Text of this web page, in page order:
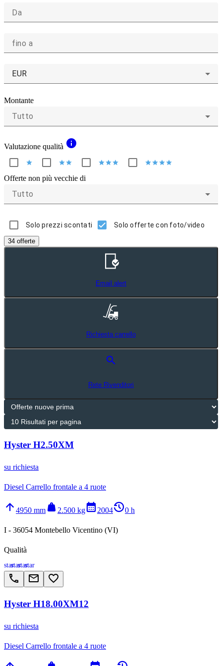
Da
fino a
EUR
Montante
Tutto
Valutazione qualità info
star starstar starstarstar starstarstarstar
Offerte non più vecchie di
Tutto
Solo prezzi scontati Solo offerte con foto/video
34 offerte
Email alert
Richiesta carrello
search
Rete Rivenditori
Hyster H2.50XM
su richiesta
Diesel Carrello frontale a 4 ruote
arrow_upward 4950 mm weight 2.500 kgcalendar_month2004history_20 h
I - 36054 Montebello Vicentino (VI)
Qualità
starstarstarstar
call email favorite_border
Hyster H18.00XM12
su richiesta
Diesel Carrello frontale a 4 ruote